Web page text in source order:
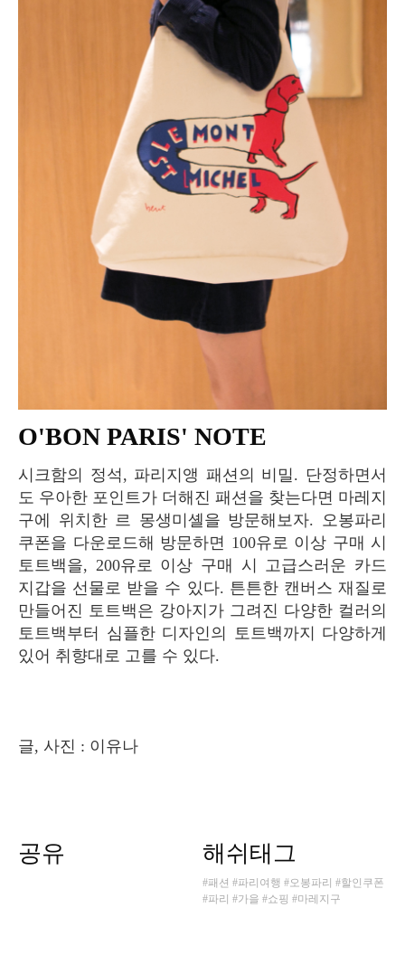
O'BON PARIS' NOTE
시크함의 정석, 파리지앵 패션의 비밀. 단정하면서
도 우아한 포인트가 더해진 패션을 찾는다면 마레지
구에 위치한 르 몽생미셸을 방문해보자. 오봉파리
쿠폰을 다운로드해 방문하면 100유로 이상 구매 시
토트백을, 200유로 이상 구매 시 고급스러운 카드
지갑을 선물로 받을 수 있다. 튼튼한 캔버스 재질로
만들어진 토트백은 강아지가 그려진 다양한 컬러의
토트백부터 심플한 디자인의 토트백까지 다양하게
있어 취향대로 고를 수 있다.
글, 사진 : 이유나
공유 해쉬태그
#패션 #파리여행 #오봉파리 #할인쿠폰
#파리 #가을 #쇼핑 #마레지구